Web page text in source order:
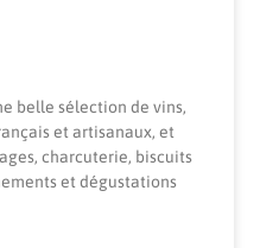
belle sélection de vins,
et artisanaux, et
charcuterie, biscuits
et dégustations